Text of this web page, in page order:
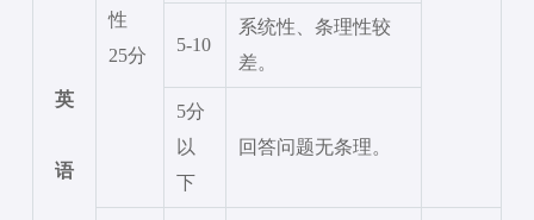
英
语
性
25分
5-10
系统性、条理性较
差。
5分
以
下
回答问题无条理。